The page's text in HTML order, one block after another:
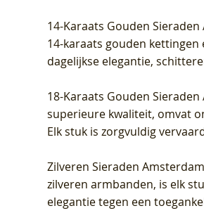
14-Karaats Gouden
14-karaats gouden
dagelijkse elegantie,
18-Karaats Gouden
superieure kwaliteit, omvat
Elk stuk is zorgvuldig
Zilveren Sieraden
zilveren armbanden, is elk
elegantie tegen een